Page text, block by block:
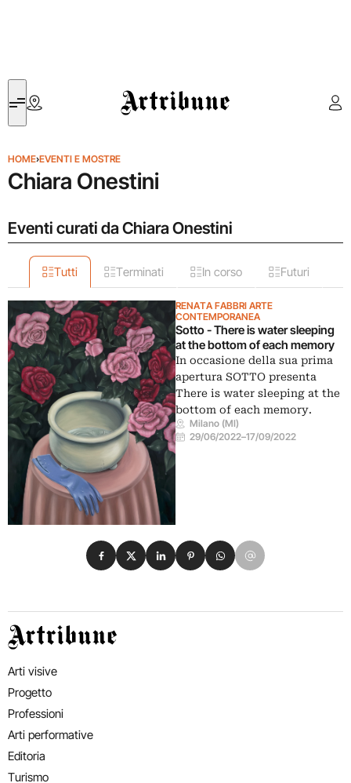
Artribune
HOME›EVENTI E MOSTRE
Chiara Onestini
Eventi curati da Chiara Onestini
Tutti Terminati In corso Futuri
RENATA FABBRI ARTE
CONTEMPORANEA
Sotto - There is water sleeping
at the bottom of each memory
In occasione della sua prima
apertura SOTTO presenta
There is water sleeping at the
bottom of each memory.
Milano (MI)
29/06/2022–17/09/2022
Condividi su Facebook
Condividi su X
Condividi su LinkedIn
Condividi su Pinterest
Condividi su WhatsApp
Condividi su Email
Artribune
Arti visive
Progetto
Professioni
Arti performative
Editoria
Turismo